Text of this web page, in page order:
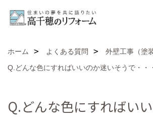
ホーム よくある質問
外壁工事（塗
Q.どんな色にすればいいのか迷いそうで・・
Q.どんな色にすればい